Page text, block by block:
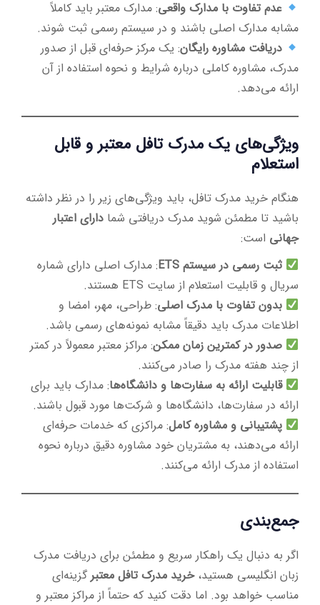
عدم تفاوت با مدارک واقعی: مدارک معتبر باید کاملاً
مشابه مدارک اصلی باشند و در سیستم رسمی ثبت شوند.
دریافت مشاوره رایگان: یک مرکز حرفه‌ای قبل از صدور
مدرک، مشاوره کاملی درباره شرایط و نحوه استفاده از آن
ارائه می‌دهد.
ویژگی‌های یک مدرک تافل معتبر و قابل
استعلام
هنگام خرید مدرک تافل، باید ویژگی‌های زیر را در نظر داشته
باشید تا مطمئن شوید مدرک دریافتی شما دارای اعتبار
جهانی است:
ثبت رسمی در سیستم ETS
: مدارک اصلی دارای شماره
سریال و قابلیت استعلام از سایت ETS هستند.
بدون تفاوت با مدرک اصلی: طراحی، مهر، امضا و
اطلاعات مدرک باید دقیقاً مشابه نمونه‌های رسمی باشد.
صدور در کمترین زمان ممکن: مراکز معتبر معمولاً در کمتر
از چند هفته مدرک را صادر می‌کنند.
قابلیت ارائه به سفارت‌ها و دانشگاه‌ها: مدارک باید برای
ارائه در سفارت‌ها، دانشگاه‌ها و شرکت‌ها مورد قبول باشند.
پشتیبانی و مشاوره کامل: مراکزی که خدمات حرفه‌ای
ارائه می‌دهند، به مشتریان خود مشاوره دقیق درباره نحوه
استفاده از مدرک ارائه می‌کنند.
جمع‌بندی
اگر به دنبال یک راهکار سریع و مطمئن برای دریافت مدرک
زبان انگلیسی هستید،خرید مدرک تافل معتبر گزینه‌ای
مناسب خواهد بود. اما دقت کنید که حتماً از مراکز معتبر و